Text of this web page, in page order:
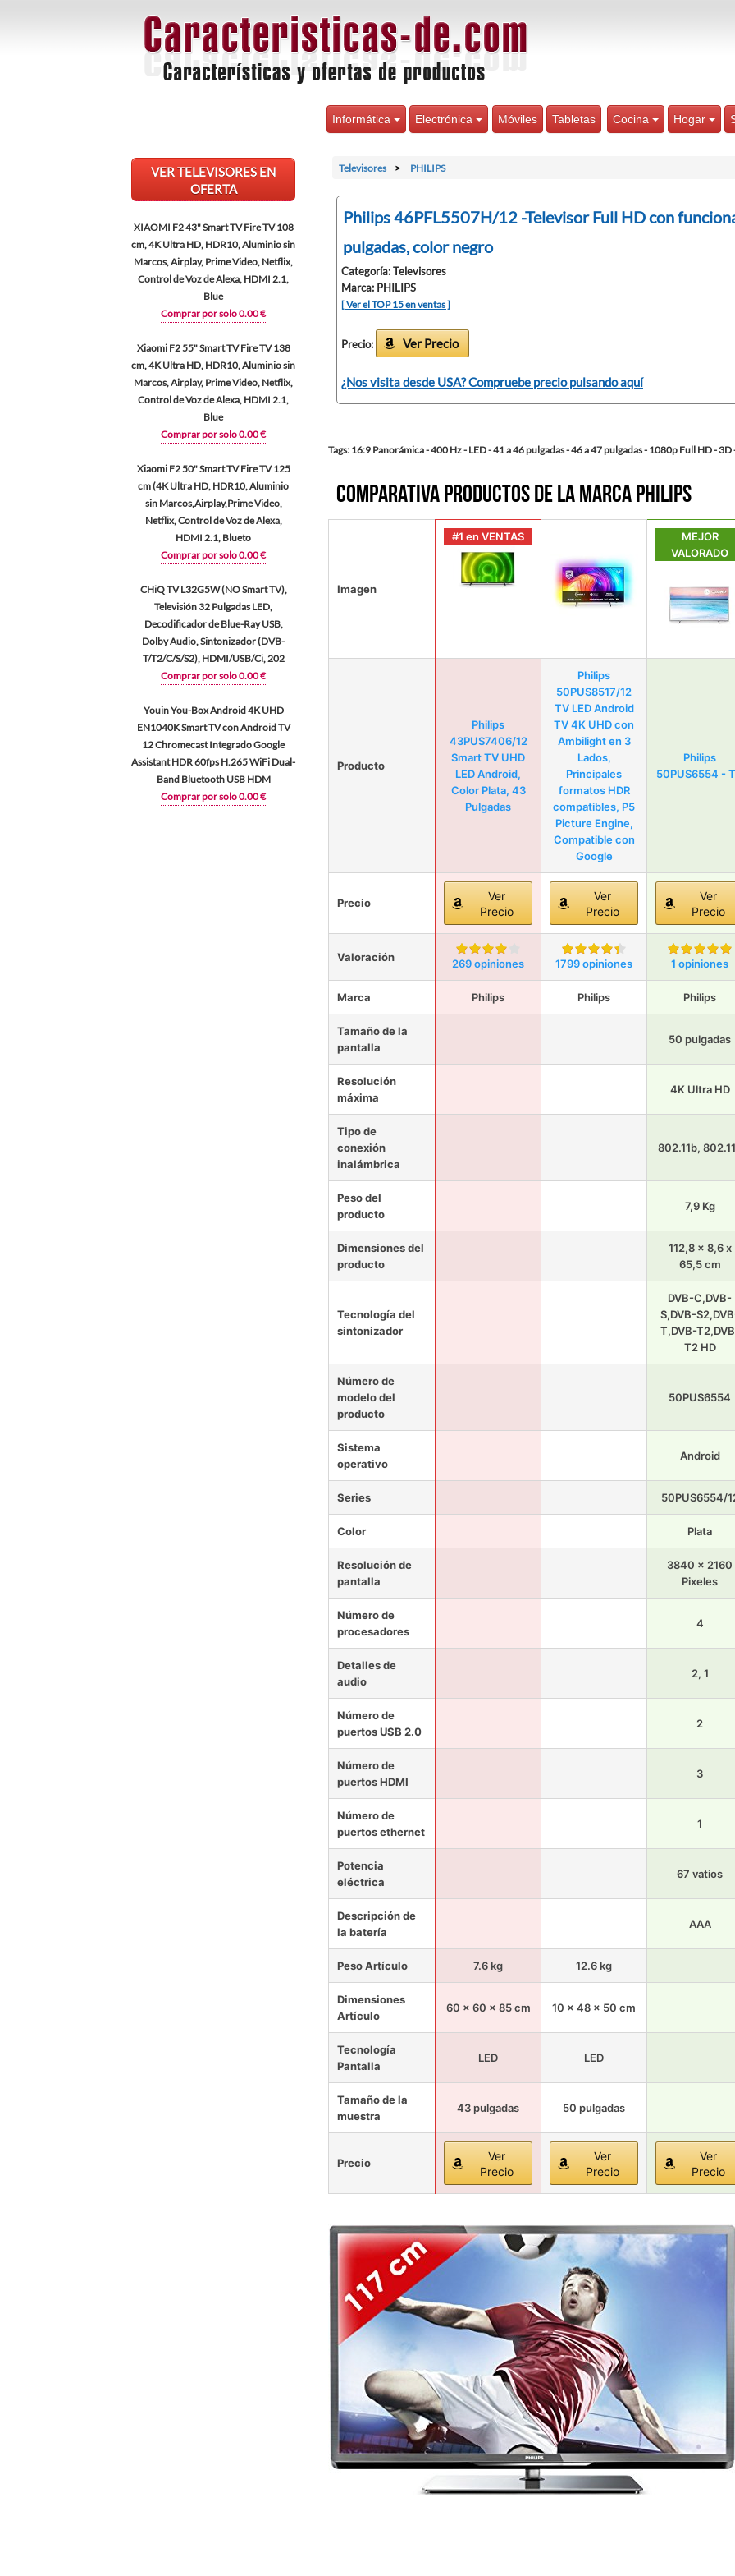
Informática Electrónica Móviles Tabletas Cocina Hogar
VER TELEVISORES EN
OFERTA
XIAOMI F2 43" Smart TV Fire TV 108
cm, 4K Ultra HD, HDR10, Aluminio sin
Marcos, Airplay, Prime Video, Netflix,
Control de Voz de Alexa, HDMI 2.1,
Blue
Comprar por solo 0.00 €
Xiaomi F2 55" Smart TV Fire TV 138
cm, 4K Ultra HD, HDR10, Aluminio sin
Marcos, Airplay, Prime Video, Netflix,
Control de Voz de Alexa, HDMI 2.1,
Blue
Comprar por solo 0.00 €
Xiaomi F2 50" Smart TV Fire TV 125
cm (4K Ultra HD, HDR10, Aluminio
sin Marcos,Airplay,Prime Video,
Netflix, Control de Voz de Alexa,
HDMI 2.1, Blueto
Comprar por solo 0.00 €
CHiQ TV L32G5W (NO Smart TV),
Televisión 32 Pulgadas LED,
Decodificador de Blue-Ray USB,
Dolby Audio, Sintonizador (DVB-
T/T2/C/S/S2), HDMI/USB/Ci, 202
Comprar por solo 0.00 €
Youin You-Box Android 4K UHD
EN1040K Smart TV con Android TV
12 Chromecast Integrado Google
Assistant HDR 60fps H.265 WiFi Dual-
Band Bluetooth USB HDM
Comprar por solo 0.00 €
Televisores PHILIPS
Philips 46PFL5507H/12 -Televisor Full HD con
pulgadas, color negro
Categoría: Televisores
Marca: PHILIPS
[ Ver el TOP 15 en ventas ]
Precio: Ver Precio
¿Nos visita desde USA? Compruebe precio pulsando aquí
Tags: 16:9 Panorámica - 400 Hz - LED - 41 a 46 pulgadas - 46 a 47 pulgadas - 1080p Full HD - 3D
Comparativa productos de la marca PHILIPS
Imagen
#1 en VENTAS
MEJOR
VALORADO
Producto
Philips
43PUS7406/12
Smart TV UHD
LED Android,
Color Plata, 43
Pulgadas
Philips
50PUS8517/12
TV LED Android
TV 4K UHD con
Ambilight en 3
Lados,
Principales
formatos HDR
compatibles, P5
Picture Engine,
Compatible con
Google
Philips
50PUS6554 -
Precio
Ver
Precio
Ver
Precio
Ver
Precio
Valoración 269 opiniones 1799 opiniones 1 opiniones
Marca Philips Philips Philips
Tamaño de la
pantalla
50 pulgadas
Resolución
máxima
4K Ultra HD
Tipo de
conexión
inalámbrica
802.11b,
Peso del
producto
7,9 Kg
Dimensiones del
producto
112,8 x 8,6 x
65,5 cm
Tecnología del
sintonizador
DVB-C,DVB-
S,DVB-
T,DVB-
T2 HD
Número de
modelo del
producto
50PUS6554
Sistema
operativo
Android
Series 50PUS6554/
Color Plata
Resolución de
pantalla
3840 x 2160
Pixeles
Número de
procesadores
4
Detalles de
audio
2, 1
Número de
puertos USB 2.0
2
Número de
puertos HDMI
3
Número de
puertos ethernet
1
Potencia
eléctrica
67 vatios
Descripción de
la batería
AAA
Peso Artículo 7.6 kg 12.6 kg
Dimensiones
Artículo
60 x 60 x 85 cm 10 x 48 x 50 cm
Tecnología
Pantalla
LED LED
Tamaño de la
muestra
43 pulgadas 50 pulgadas
Precio
Ver
Precio
Ver
Precio
Ver
Precio